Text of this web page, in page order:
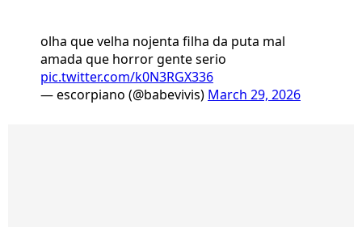
olha que velha nojenta filha da puta mal
amada que horror gente serio
pic.twitter.com/k0N3RGX336
— escorpiano (@babevivis) March 29, 2026